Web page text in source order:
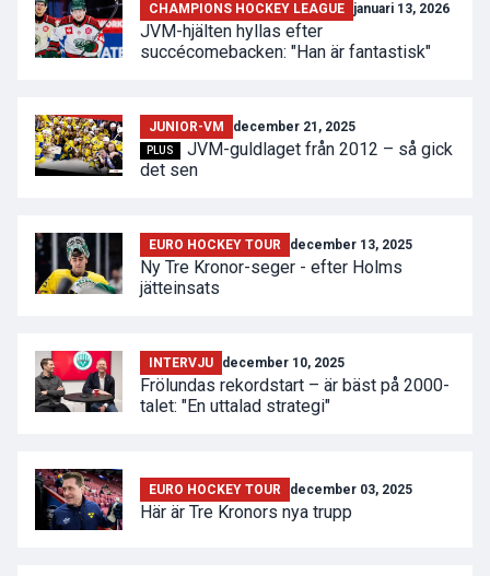
CHAMPIONS HOCKEY LEAGUE januari 13, 2026
JVM-hjälten hyllas efter
succécomebacken: "Han är fantastisk"
JUNIOR-VM december 21, 2025
PLUS
JVM-guldlaget från 2012 – så gick
det sen
EURO HOCKEY TOUR december 13, 2025
Ny Tre Kronor-seger - efter Holms
jätteinsats
INTERVJU december 10, 2025
Frölundas rekordstart – är bäst på 2000-
talet: "En uttalad strategi"
EURO HOCKEY TOUR december 03, 2025
Här är Tre Kronors nya trupp